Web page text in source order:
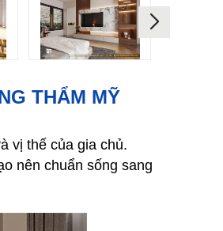
THẨM MỸ
vị thế của gia chủ.
nên chuẩn sống sang